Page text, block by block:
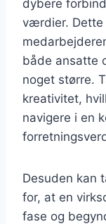
dybere
værdier. Dette
både ansatte
noget større.
kreativitet,
navigere i en
Desuden kan
for, at en
fase og